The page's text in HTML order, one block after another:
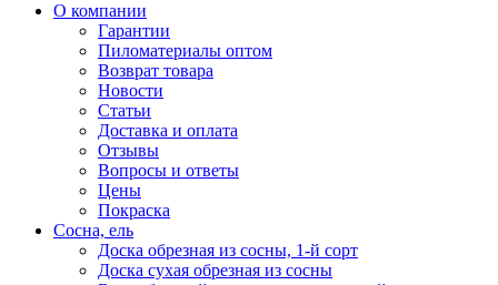
О компании
Гарантии
Пиломатериалы оптом
Возврат товара
Новости
Статьи
Доставка и оплата
Отзывы
Вопросы и ответы
Цены
Покраска
Сосна, ель
Доска обрезная из сосны, 1-й сорт
Доска сухая обрезная из сосны